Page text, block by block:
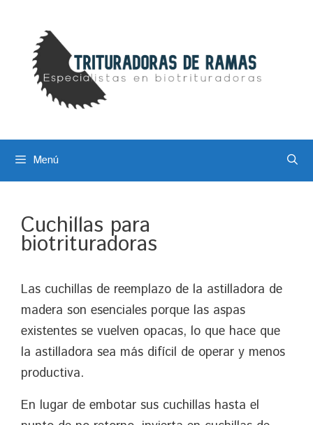
contenido
Menú
Cuchillas para
biotrituradoras
Las cuchillas de reemplazo de la astilladora de
madera son esenciales porque las aspas
existentes se vuelven opacas, lo que hace que
la astilladora sea más difícil de operar y menos
productiva.
En lugar de embotar sus cuchillas hasta el